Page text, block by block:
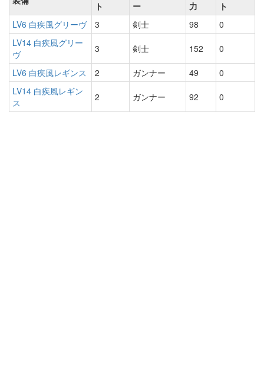
ト
ー
力
ト
LV6 白疾風グリーヴ
3 剣士 98
0
LV14 白疾風グリー
ヴ
3 剣士 152 0
LV6 白疾風レギンス 2 ガンナー 49
0
LV14 白疾風レギン
ス
2 ガンナー 92 0